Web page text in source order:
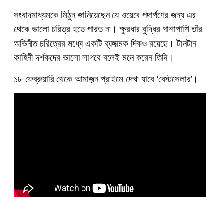
সংবাদমাধ্যমকে মিঠুন জানিয়েছেন যে ওয়েবে পদার্পণের জন্য এর
থেকে ভালো চরিত্র হতে পারত না। ক্ষুরধার বুদ্ধির পাশাপাশি তাঁর
অভিনীত চরিত্রের মধ্যে একটি ব্যঙ্গাত্মক দিকও রয়েছে। টানটান
কাহিনী দর্শকদের ভালো লাগবে বলেই মনে করেন তিনি।
১৮ ফেব্রুয়ারি থেকে আমাজ়ন প্রাইমে দেখা যাবে ‘বেস্টসেলার’।